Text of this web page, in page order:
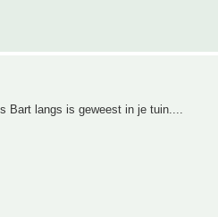
Bart langs is geweest in je tuin....